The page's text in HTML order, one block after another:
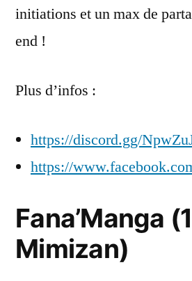
initiations et un max de
end !
Plus d’infos :
https://discord.gg/
https://
Fana’Manga
Mimizan)